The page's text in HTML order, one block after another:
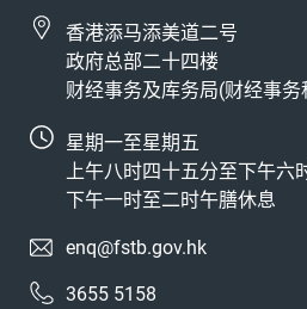
香港添马添美道二号
政府总部二十四楼
财经事务及库务局(财经事务
星期一至星期五
上午八时四十五分至下午六
下午一时至二时午膳休息
enq@fstb.gov.hk
3655 5158